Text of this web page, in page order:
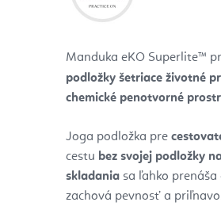
Manduka eKO Superlite™
podložky šetriace životné
chemické penotvorné
Joga podložka pre
cestu bez svojej podložky
skladania sa ľahko prenáša
zachová pevnosť a